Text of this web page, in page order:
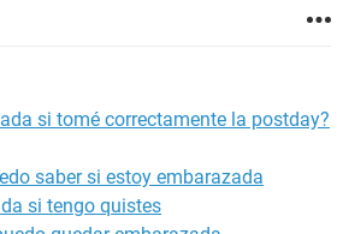
si tomé correctamente la postday?
saber si estoy embarazada
si tengo quistes